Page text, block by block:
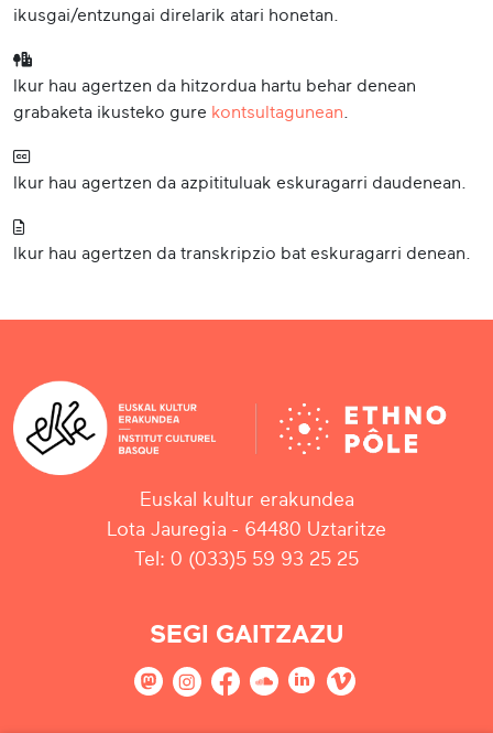
ikusgai/entzungai direlarik atari honetan.
Ikur hau agertzen da hitzordua hartu behar denean
grabaketa ikusteko gure kontsultagunean
Ikur hau agertzen da azpitituluak eskuragarri daudenean.
Ikur hau agertzen da transkripzio bat eskuragarri denean.
Euskal kultur erakundea
Lota Jauregia - 64480 Uztaritze
Tel: 0 (033)5 59 93 25 25
SEGI GAITZAZU